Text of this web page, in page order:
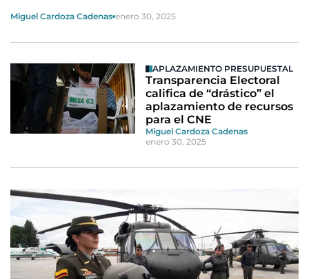
Miguel Cardoza Cadenas enero 30, 2025
APLAZAMIENTO PRESUPUESTAL
Transparencia Electoral
califica de “drástico” el
aplazamiento de recursos
para el CNE
Miguel Cardoza Cadenas
enero 30, 2025